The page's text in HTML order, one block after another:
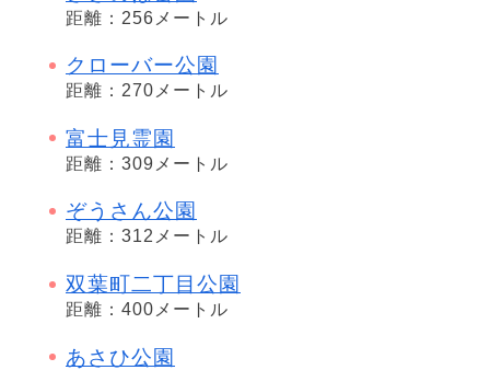
距離：256メートル
クローバー公園
距離：270メートル
富士見霊園
距離：309メートル
ぞうさん公園
距離：312メートル
双葉町二丁目公園
距離：400メートル
あさひ公園